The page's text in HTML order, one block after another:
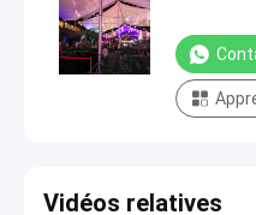
Vidéos relatives